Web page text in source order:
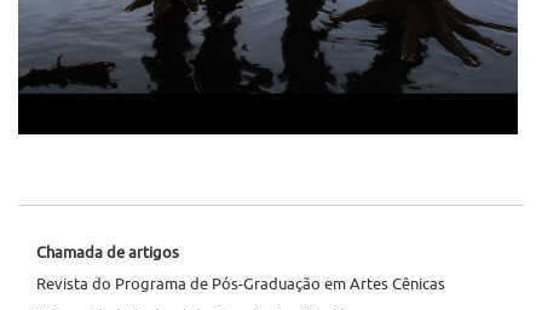
Chamada de artigos
Revista do Programa de Pós-Graduação em Artes Cênicas